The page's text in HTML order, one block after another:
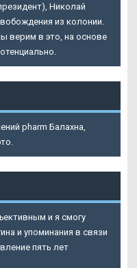
Николай
из колонии.
верим в это, на основе
pharm Балахна,
и я смогу
и упоминания в связи
пять лет